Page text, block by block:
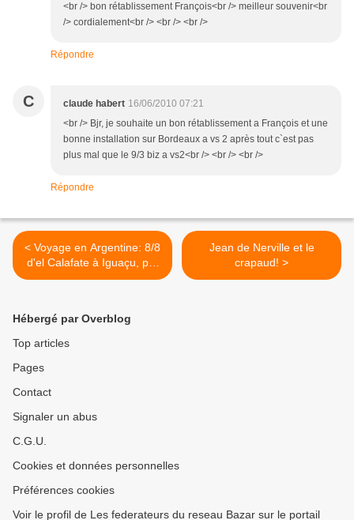
<br /> bon rétablissement François<br /> meilleur souvenir<br
/> cordialement<br /> <br /> <br />
Répondre
C claude habert 16/06/2010 07:21
<br /> Bjr, je souhaite un bon rétablissement a François et une
bonne installation sur Bordeaux a vs 2 après tout c`est pas
plus mal que le 9/3 biz a vs2<br /> <br /> <br />
Répondre
< Voyage en Argentine: 8/8
d'el Calafate à Iguaçu, par
S Costenberg
Jean de Nerville et le
crapaud! >
Hébergé par Overblog
Top articles
Pages
Contact
Signaler un abus
C.G.U.
Cookies et données personnelles
Préférences cookies
Voir le profil de Les federateurs du reseau Bazar sur le portail